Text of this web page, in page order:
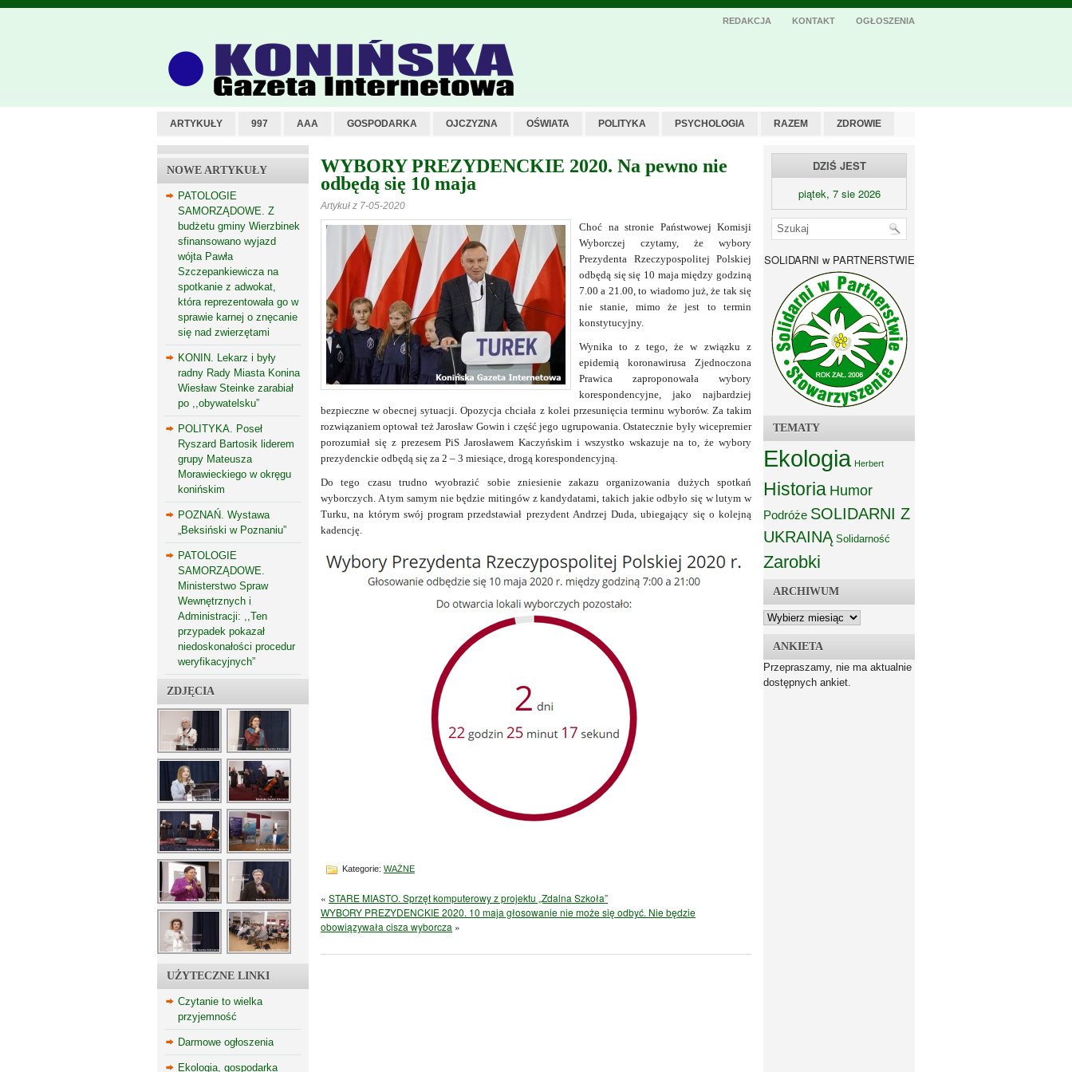
REDAKCJA KONTAKT OGŁOSZENIA
ARTYKUŁY 997 AAA GOSPODARKA OJCZYZNA OŚWIATA POLITYKA PSYCHOLOGIA RAZEM ZDROWIE
NOWE ARTYKUŁY
PATOLOGIE
SAMORZĄDOWE. Z
budżetu gminy Wierzbinek
sfinansowano wyjazd
wójta Pawła
Szczepankiewicza na
spotkanie z adwokat,
która reprezentowała go w
sprawie karnej o znęcanie
się nad zwierzętami
KONIN. Lekarz i były
radny Rady Miasta Konina
Wiesław Steinke zarabiał
po ,,obywatelsku”
POLITYKA. Poseł
Ryszard Bartosik liderem
grupy Mateusza
Morawieckiego w okręgu
konińskim
POZNAŃ. Wystawa
„Beksiński w Poznaniu”
PATOLOGIE
SAMORZĄDOWE.
Ministerstwo Spraw
Wewnętrznych i
Administracji: ,,Ten
przypadek pokazał
niedoskonałości procedur
weryfikacyjnych”
ZDJĘCIA
UŻYTECZNE LINKI
Czytanie to wielka
przyjemność
Darmowe ogłoszenia
Ekologia, gospodarka
WYBORY PREZYDENCKIE 2020. Na pewno nie
odbędą się 10 maja
Artykuł z 7-05-2020
Choć na stronie Państwowej Komisji
Wyborczej czytamy, że wybory
Prezydenta Rzeczypospolitej Polskiej
odbędą się się 10 maja między godziną
7.00 a 21.00, to wiadomo już, że tak się
nie stanie, mimo że jest to termin
konstytucyjny.
Wynika to z tego, że w związku z
epidemią koronawirusa Zjednoczona
Prawica zaproponowała wybory
korespondencyjne, jako najbardziej
bezpieczne w obecnej sytuacji. Opozycja chciała z kolei przesunięcia terminu wyborów. Za takim
rozwiązaniem optował też Jarosław Gowin i część jego ugrupowania. Ostatecznie były wicepremier
porozumiał się z prezesem PiS Jarosławem Kaczyńskim i wszystko wskazuje na to, że wybory
prezydenckie odbędą się za 2 – 3 miesiące, drogą korespondencyjną.
Do tego czasu trudno wyobrazić sobie zniesienie zakazu organizowania dużych spotkań
wyborczych. A tym samym nie będzie mitingów z kandydatami, takich jakie odbyło się w lutym w
Turku, na którym swój program przedstawiał prezydent Andrzej Duda, ubiegający się o kolejną
kadencję.
Kategorie: WAŻNE
« STARE MIASTO. Sprzęt komputerowy z projektu „Zdalna Szkoła”
WYBORY PREZYDENCKIE 2020. 10 maja głosowanie nie może się odbyć. Nie będzie
obowiązywała cisza wyborcza »
DZIŚ JEST
piątek, 7 sie 2026
SOLIDARNI w PARTNERSTWIE
TEMATY
Ekologia Herbert
Historia Humor
Podróże SOLIDARNI Z
UKRAINĄ Solidarność
Zarobki
ARCHIWUM
ANKIETA
Przepraszamy, nie ma aktualnie
dostępnych ankiet.